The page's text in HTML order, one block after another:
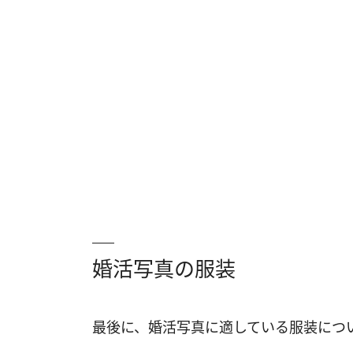
婚活写真の服装
最後に、婚活写真に適している服装につ